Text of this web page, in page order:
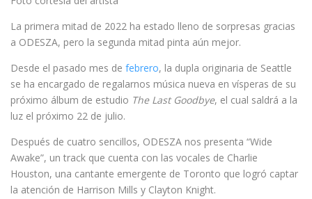
La primera mitad de 2022 ha estado lleno de sorpresas gracias
a ODESZA, pero la segunda mitad pinta aún mejor.
Desde el pasado mes de febrero, la dupla originaria de Seattle
se ha encargado de regalarnos música nueva en vísperas de su
próximo álbum de estudio The Last Goodbye, el cual saldrá a la
luz el próximo 22 de julio.
Después de cuatro sencillos, ODESZA nos presenta “Wide
Awake”, un track que cuenta con las vocales de Charlie
Houston, una cantante emergente de Toronto que logró captar
la atención de Harrison Mills y Clayton Knight.